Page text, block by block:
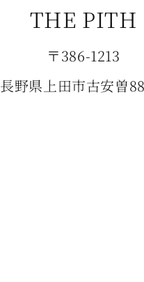
THE PITH
〒386-1213
長野県上田市古安曽